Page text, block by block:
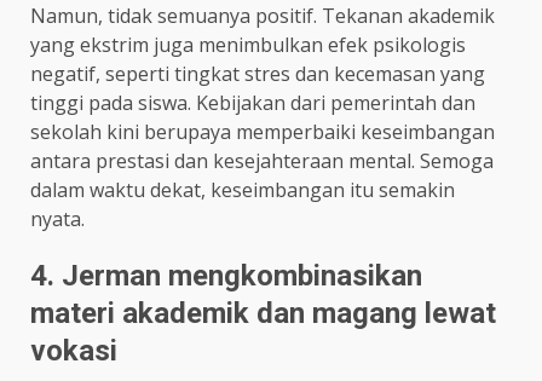
Namun, tidak semuanya positif. Tekanan akademik
yang ekstrim juga menimbulkan efek psikologis
negatif, seperti tingkat stres dan kecemasan yang
tinggi pada siswa. Kebijakan dari pemerintah dan
sekolah kini berupaya memperbaiki keseimbangan
antara prestasi dan kesejahteraan mental. Semoga
dalam waktu dekat, keseimbangan itu semakin
nyata.
4. Jerman mengkombinasikan
materi akademik dan magang lewat
vokasi